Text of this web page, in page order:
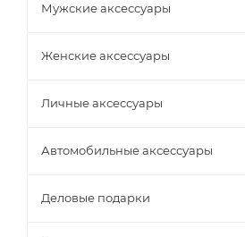
Мужские аксессуары
Женские аксессуары
Личные аксессуары
Автомобильные аксессуары
Деловые подарки